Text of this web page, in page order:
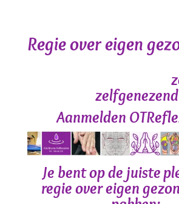
Regie over eigen
Aanmelden
Je bent op de juiste
regie over eigen